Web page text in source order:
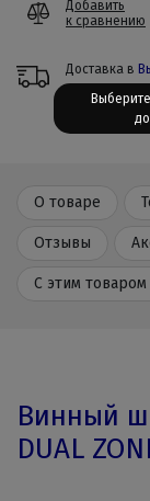
Добавить
к сравнению
Доставка в
О товаре
Отзывы
С этим
Винный
DUAL